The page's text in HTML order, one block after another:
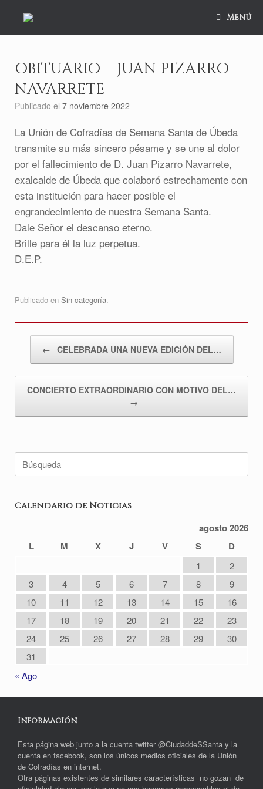
Menú
OBITUARIO – JUAN PIZARRO
NAVARRETE
Publicado el 7 noviembre 2022
La Unión de Cofradías de Semana Santa de Úbeda
transmite su más sincero pésame y se une al dolor
por el fallecimiento de D. Juan Pizarro Navarrete,
exalcalde de Úbeda que colaboró estrechamente con
esta institución para hacer posible el
engrandecimiento de nuestra Semana Santa.
Dale Señor el descanso eterno.
Brille para él la luz perpetua.
D.E.P.
Publicado en Sin categoría.
← CELEBRADA UNA NUEVA EDICIÓN DEL…
CONCIERTO EXTRAORDINARIO CON MOTIVO DEL…
→
Calendario de Noticias
agosto 2026
L
M X J V S D
1
2
3
4 5 6 7 8
9
10
11 12 13 14 15
16
17
18 19 20 21 22
23
24
25 26 27 28 29
30
31
« Ago
Información
Esta página web junto a la cuenta twitter @CiudaddeSSanta y la
cuenta en facebook, son los únicos medios oficiales de la Unión
de Cofradías en internet.
Otra páginas existentes de similares características no gozan de